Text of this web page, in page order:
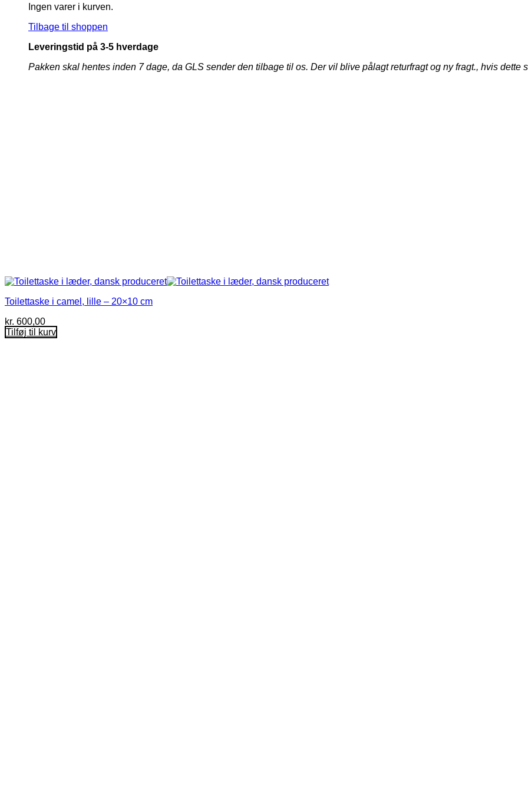
Ingen varer i kurven.
Tilbage til shoppen
Leveringstid på 3-5 hverdage
Pakken skal hentes inden 7 dage, da GLS sender den tilbage til os. Der vil blive pålagt returfragt og ny fragt., hvis dette
Toilettaske i camel, lille – 20×10 cm
kr. 600,00
Tilføj til kurv